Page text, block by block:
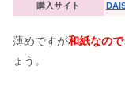
購入サイト
薄めですが和紙なの
ょう。